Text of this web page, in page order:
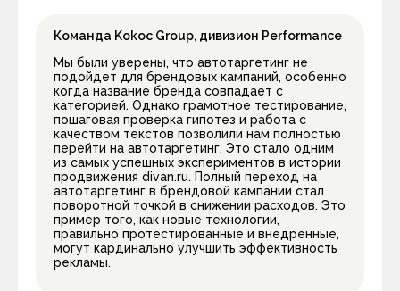
Команда Kokoc Group, дивизион Performance
Мы были уверены, что автотаргетинг не
подойдет для брендовых кампаний, особенно
когда название бренда совпадает с
категорией. Однако грамотное тестирование,
пошаговая проверка гипотез и работа с
качеством текстов позволили нам полностью
перейти на автотаргетинг. Это стало одним
из самых успешных экспериментов в истории
продвижения divan.ru. Полный переход на
автотаргетинг в брендовой кампании стал
поворотной точкой в снижении расходов. Это
пример того, как новые технологии,
правильно протестированные и внедренные,
могут кардинально улучшить эффективность
рекламы.